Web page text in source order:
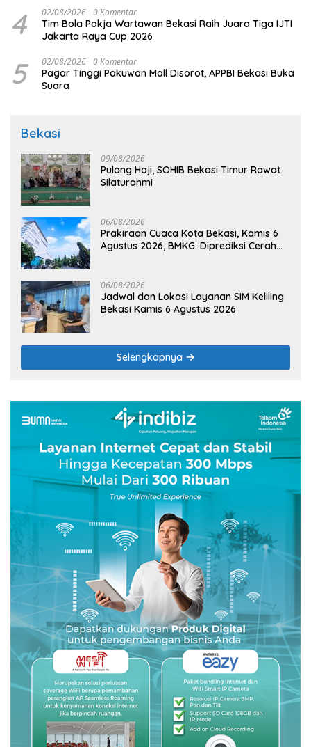
4 02/08/2026 0 Komentar
Tim Bola Pokja Wartawan Bekasi Raih Juara Tiga IJTI
Jakarta Raya Cup 2026
5 02/08/2026 0 Komentar
Pagar Tinggi Pakuwon Mall Disorot, APPBI Bekasi Buka
Suara
Bekasi
09/08/2026
Pulang Haji, SOHIB Bekasi Timur Rawat
Silaturahmi
06/08/2026
Prakiraan Cuaca Kota Bekasi, Kamis 6
Agustus 2026, BMKG: Diprediksi Cerah
06/08/2026
Jadwal dan Lokasi Layanan SIM Keliling
Bekasi Kamis 6 Agustus 2026
Selengkapnya